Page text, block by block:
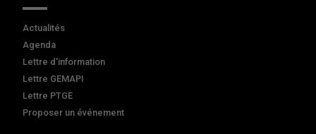
Actualités
Agenda
Lettre d'information
Lettre GEMAPI
Lettre PTGE
Proposer un événement